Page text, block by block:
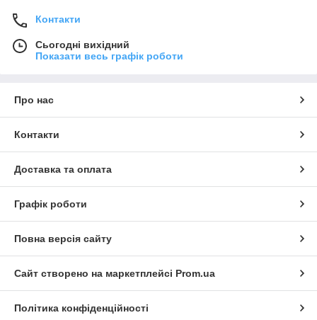
Контакти
Сьогодні вихідний
Показати весь графік роботи
Про нас
Контакти
Доставка та оплата
Графік роботи
Повна версія сайту
Сайт створено на маркетплейсі Prom.ua
Політика конфіденційності